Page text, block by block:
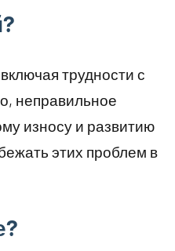
трудности с
неправильное
износу и развитию
этих проблем в